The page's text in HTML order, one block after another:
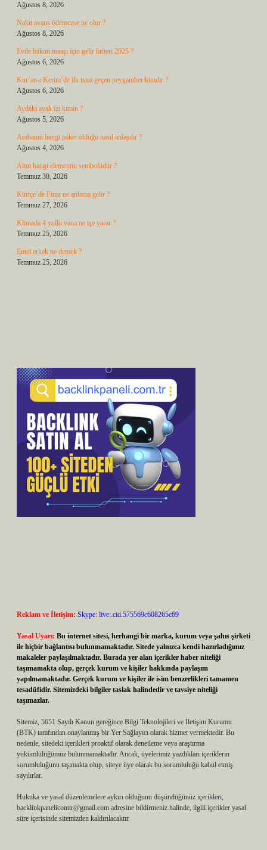
Ağustos 8, 2026
Nakit avans ödemezse ne olur ?
Ağustos 8, 2026
Evde bakım maaşı için gelir kriteri 2025 ?
Ağustos 6, 2026
Kur’an-ı Kerim’de ilk ismi geçen peygamber kimdir ?
Ağustos 6, 2026
Aydaki ayak izi kimin ?
Ağustos 5, 2026
Arabanın hangi paket olduğu nasıl anlaşılır ?
Ağustos 4, 2026
Altın hangi elementin sembolüdür ?
Temmuz 30, 2026
Kürtçe’de Firaz ne anlama gelir ?
Temmuz 27, 2026
Klimada 4 yollu vana ne işe yarar ?
Temmuz 25, 2026
Entel erkek ne demek ?
Temmuz 25, 2026
Reklam ve İletişim: Skype: live:.cid.575569c608265c69
Yasal Uyarı: Bu internet sitesi, herhangi bir marka, kurum veya şahıs şirketi
ile hiçbir bağlantısı bulunmamaktadır. Sitede yalnızca kendi hazırladığımız
makaleler paylaşılmaktadır. Burada yer alan içerikler haber niteliği
taşımamakta olup, gerçek kurum ve kişiler hakkında paylaşım
yapılmamaktadır. Gerçek kurum ve kişiler ile isim benzerlikleri tamamen
tesadüfidir. Sitemizdeki bilgiler taslak halindedir ve tavsiye niteliği
taşımazlar.
Sitemiz, 5651 Sayılı Kanun gereğince Bilgi Teknolojileri ve İletişim Kurumu
(BTK) tarafından onaylanmış bir Yer Sağlayıcı olarak hizmet vermektedir. Bu
nedenle, sitedeki içerikleri proaktif olarak denetleme veya araştırma
yükümlülüğümüz bulunmamaktadır. Ancak, üyelerimiz yazdıkları içeriklerin
sorumluluğunu taşımakta olup, siteye üye olarak bu sorumluluğu kabul etmiş
sayılırlar.
Hukuka ve yasal düzenlemelere aykırı olduğunu düşündüğünüz içerikleri,
backlinkpanelicomtr@gmail.com adresine bildirmeniz halinde, ilgili içerikler yasal
süre içerisinde sitemizden kaldırılacaktır.